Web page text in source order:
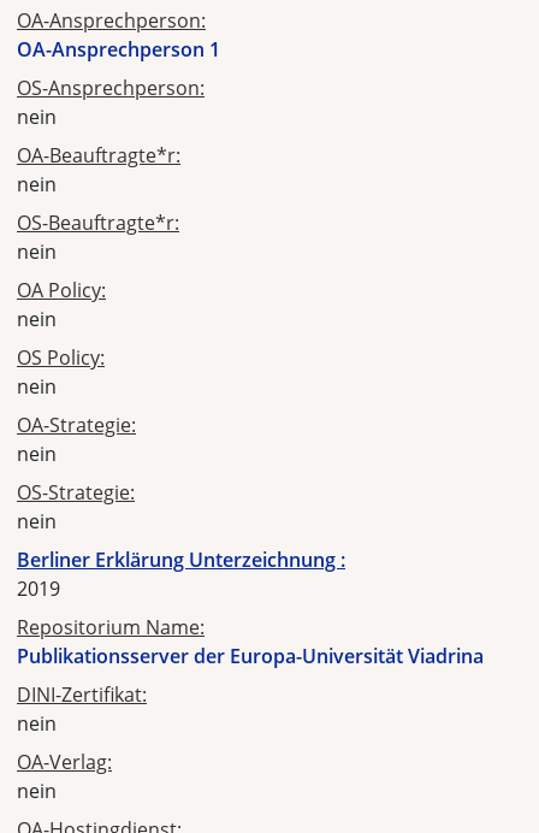
OA-Ansprechperson:
OA-Ansprechperson 1
OS-Ansprechperson:
nein
OA-Beauftragte*r:
nein
OS-Beauftragte*r:
nein
OA Policy:
nein
OS Policy:
nein
OA-Strategie:
nein
OS-Strategie:
nein
Berliner Erklärung Unterzeichnung :
2019
Repositorium Name:
Publikationsserver der Europa-Universität Viadrina
DINI-Zertifikat:
nein
OA-Verlag:
nein